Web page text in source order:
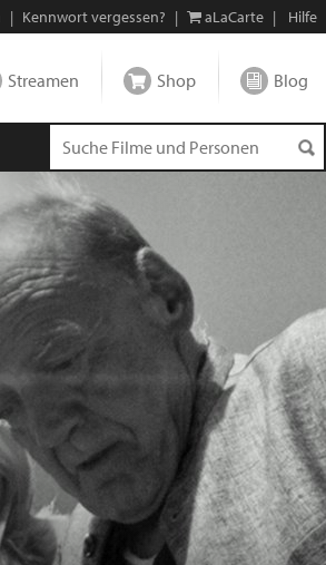
| Kennwort vergessen? | aLaCarte | Hilfe
Streamen Shop Blog